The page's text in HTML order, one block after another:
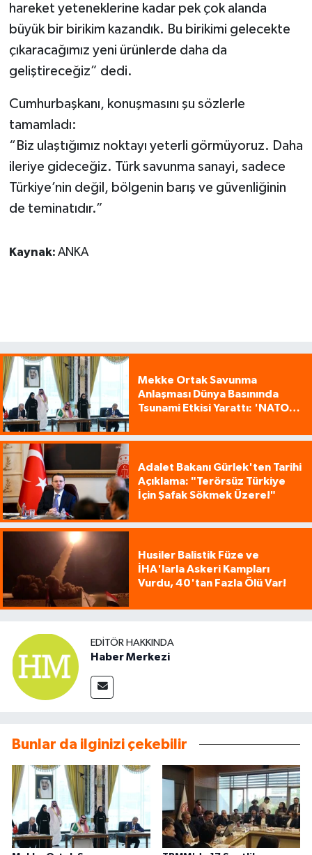
hareket yeteneklerine kadar pek çok alanda
büyük bir birikim kazandık. Bu birikimi gelecekte
çıkaracağımız yeni ürünlerde daha da
geliştireceğiz” dedi.
Cumhurbaşkanı, konuşmasını şu sözlerle
tamamladı:
“Biz ulaştığımız noktayı yeterli görmüyoruz. Daha
ileriye gideceğiz. Türk savunma sanayi, sadece
Türkiye’nin değil, bölgenin barış ve güvenliğinin
de teminatıdır.”
Kaynak: ANKA
Mekke Ortak Savunma
Anlaşması Dünya Basınında
Tsunami Etkisi Yarattı: 'NATO
Adalet Bakanı Gürlek'ten Tarihi
Açıklama: "Terörsüz Türkiye
İçin Şafak Sökmek Üzere!"
Husiler Balistik Füze ve
İHA'larla Askeri Kampları
Vurdu, 40'tan Fazla Ölü Var!
EDITÖR HAKKINDA
Haber Merkezi
Bunlar da ilginizi çekebilir